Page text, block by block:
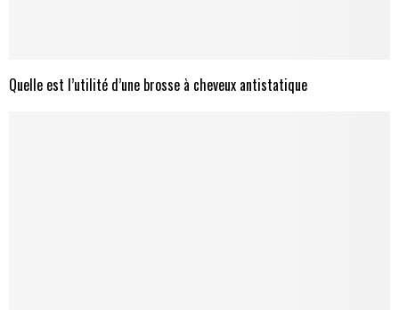
Quelle est l’utilité d’une brosse à cheveux antistatique